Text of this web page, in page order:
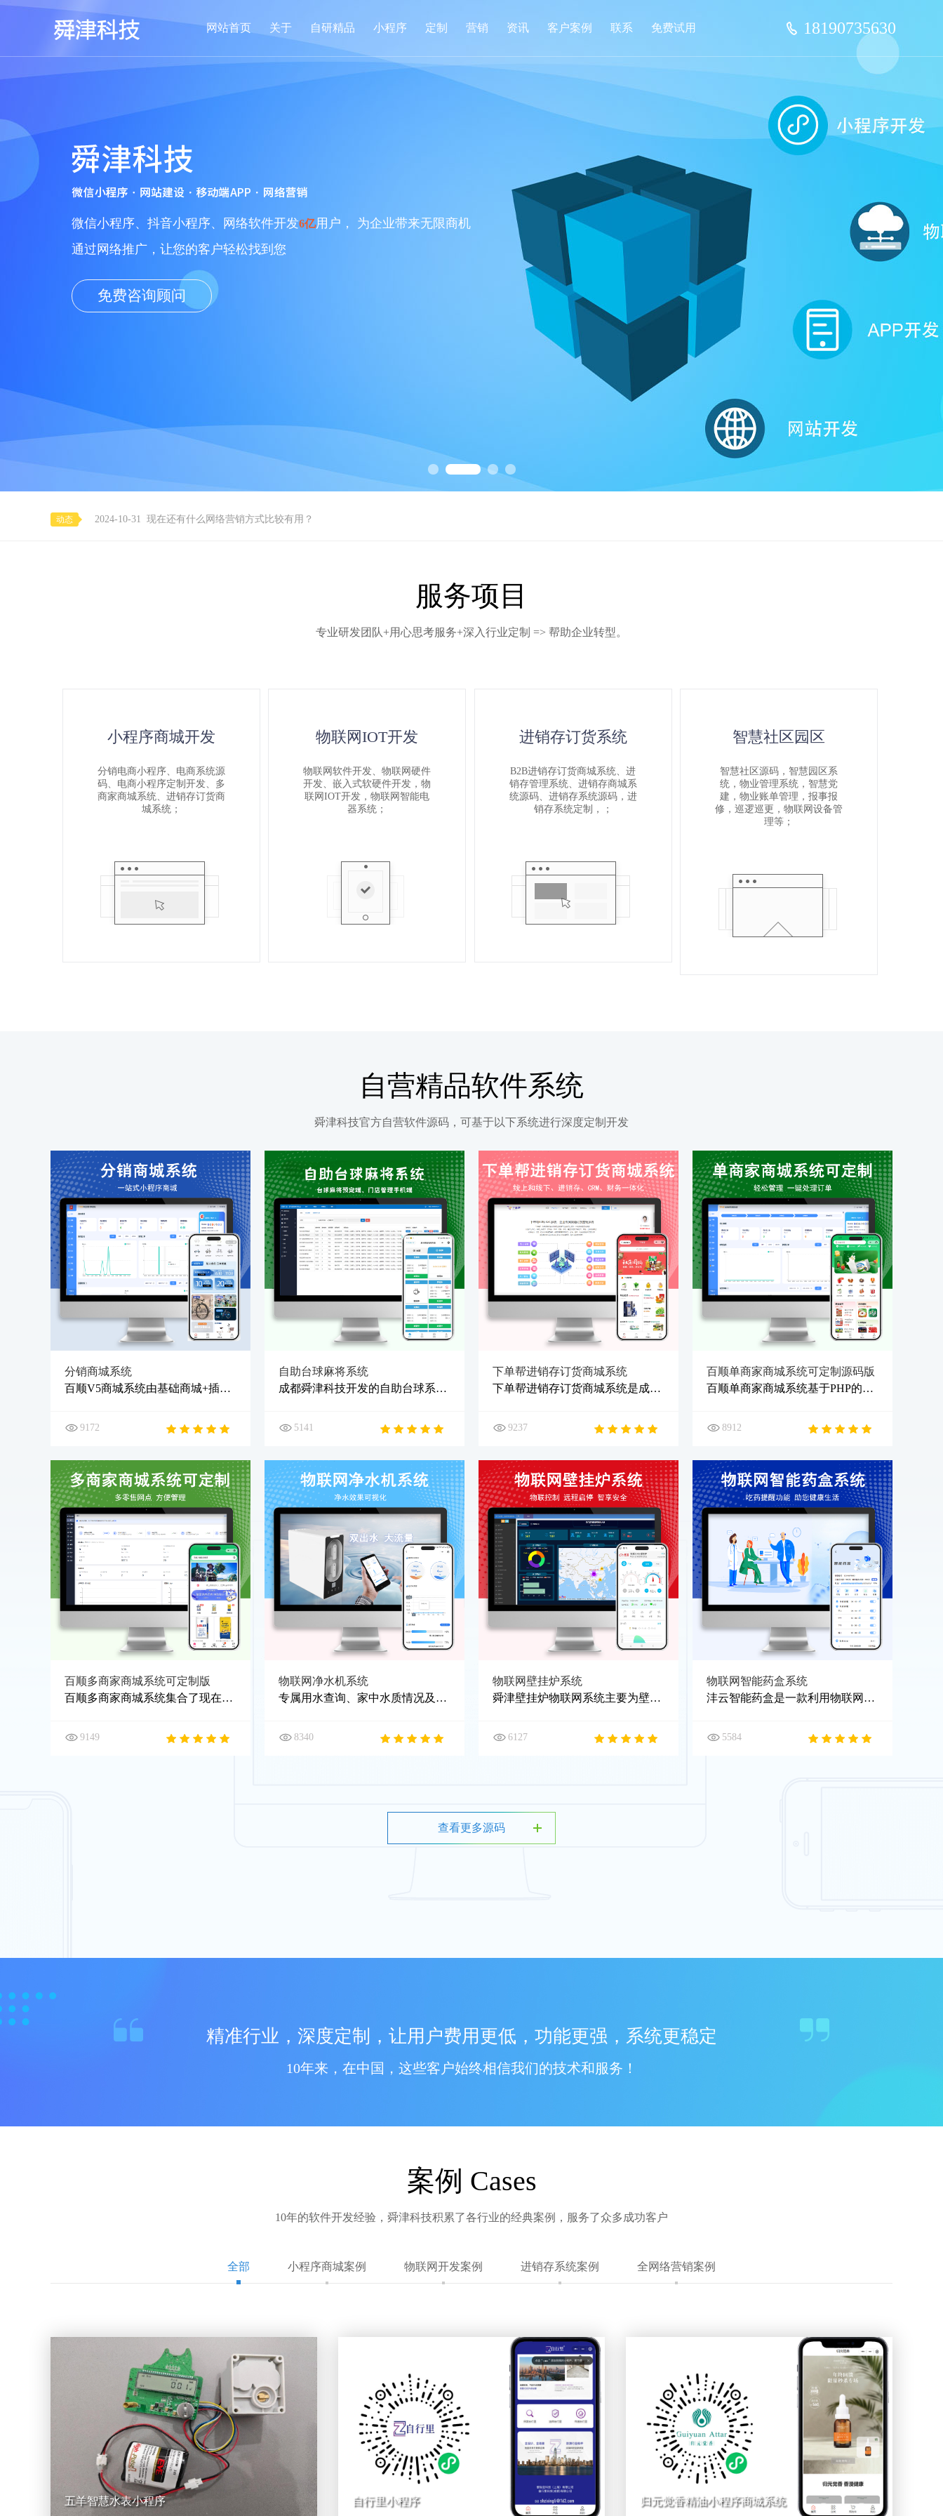
18190735630
网站首页 关于 自研精品 小程序 定制 营销 资讯 客户案例 联系 免费试用
微信小程序、抖音小程序、网络软件开发6亿用户， 为企业带来无限商机
通过网络推广，让您的客户轻松找到您
免费咨询顾问
动态
2025-04-14 舜津科技开发的共享台球室共享棋牌室系统上线了
2024-10-31 现在还有什么网络营销方式比较有用？
舜津科技开发的共享台球室共享棋牌室系统上线了
服务项目
专业研发团队+用心思考服务+深入行业定制 => 帮助企业转型。
小程序商城开发
分销电商小程序、电商系统源
码、电商小程序定制开发、多
商家商城系统、进销存订货商
城系统；
物联网IOT开发
物联网软件开发、物联网硬件
开发、嵌入式软硬件开发，物
联网IOT开发，物联网智能电
器系统；
进销存订货系统
B2B进销存订货商城系统、进
销存管理系统、进销存商城系
统源码、进销存系统源码，进
销存系统定制，；
智慧社区园区
智慧社区源码，智慧园区系
统，物业管理系统，智慧党
建，物业账单管理，报事报
修，巡逻巡更，物联网设备管
理等；
自营精品软件系统
舜津科技官方自营软件源码，可基于以下系统进行深度定制开发
分销商城系统
百顺V5商城系统由基础商城+插件模块组成，可根据运营需求选择插件，低成本打造百变电商平台。每个界面都可以自定义装修，充分考虑运营需求，适应不同节气和场景。
9172
自助台球麻将系统
成都舜津科技开发的自助台球系统自助麻将系统小程序，可以为需要运营自助台球麻将项目的朋友提供一整套完善的自助台球麻将软硬件系统解决方案。
5141
下单帮进销存订货商城系统
下单帮进销存订货商城系统是成都舜津科技有限公司研发的一套针对商贸流通领域的集进销存管理、订货商城、分销裂变、营销管理、供货管理、收银管理等的综合性软件平台。
9237
百顺单商家商城系统可定制源码版
百顺单商家商城系统基于PHP的TP框架开发，功能强大，集合了现在流行的自定义页面装修、分销裂变、拼团团购、优惠奖励、积分兑换等各类营销功能，可针对客户需求进行二次定制开发，成本低，效率高，系统更稳定。
8912
百顺多商家商城系统可定制版
百顺多商家商城系统集合了现在流行的自定义页面装修、分销裂变、拼团团购、优惠奖励、积分兑换等各类营销功能，可针对客户需求进行二次定制开发，成本低，效率高，系统更稳定。
9149
物联网净水机系统
专属用水查询、家中水质情况及滤芯实时使用状态等，指掌之间，轻松畅享智能净饮新生活
8340
物联网壁挂炉系统
舜津壁挂炉物联网系统主要为壁挂炉厂商提供集壁挂炉物联控制、壁挂炉物联网软件、壁挂炉4G通信、壁挂炉数据传输硬件、壁挂炉分销裂变系统、壁挂炉代理商管理系统、壁挂炉进销存管理等一体的综合性管理平台。
6127
物联网智能药盒系统
沣云智能药盒是一款利用物联网技术，实时上传用药数据，方便查看管理的药盒，帮助需要吃药的人们合理规划自己的吃药时间
5584
查看更多源码
精准行业，深度定制，让用户费用更低，功能更强，系统更稳定
10年来，在中国，这些客户始终相信我们的技术和服务！
案例 Cases
10年的软件开发经验，舜津科技积累了各行业的经典案例，服务了众多成功客户
全部 小程序商城案例 物联网开发案例 进销存系统案例 全网络营销案例
五羊智慧水表小程序 自行里小程序 归元觉香精油小程序商城系统